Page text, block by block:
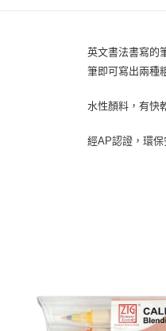
英文書法書寫的
筆即可寫出兩種
水性顏料，有快
經AP認證，環保